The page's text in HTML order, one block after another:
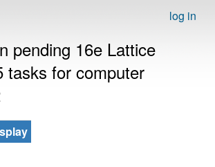
log in
pending 16e Lattice
tasks for computer